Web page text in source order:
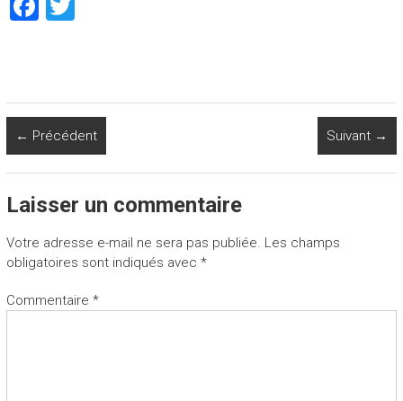
o
ok
← Précédent Suivant →
Laisser un commentaire
Votre adresse e-mail ne sera pas publiée. Les champs
obligatoires sont indiqués avec *
Commentaire *